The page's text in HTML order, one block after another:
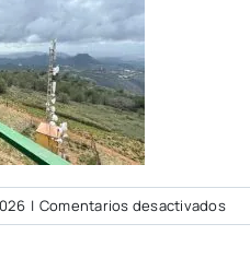
| Comentarios desactivadosen